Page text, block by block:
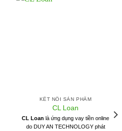
KẾT NỐI SẢN PHẨM
CL Loan
CL Loan là ứng dụng vay tiền online
do DUY AN TECHNOLOGY phát